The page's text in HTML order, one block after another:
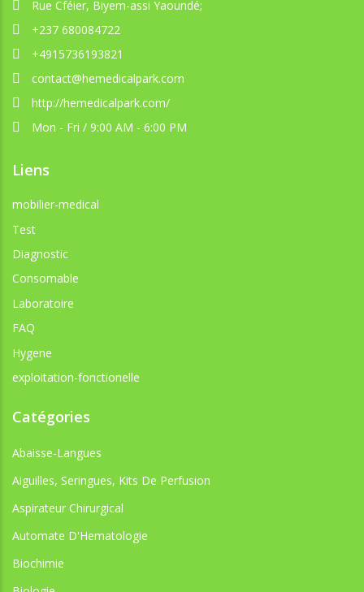
Rue Cféier, Biyem-assi Yaoundé;
+237 680084722
+4915736193821
contact@hemedicalpark.com
http://hemedicalpark.com/
Mon - Fri / 9:00 AM - 6:00 PM
Liens
mobilier-medical
Test
Diagnostic
Consomable
Laboratoire
FAQ
Hygene
exploitation-fonctionelle
Catégories
Abaisse-Langues
Aiguilles, Seringues, Kits De Perfusion
Aspirateur Chirurgical
Automate D'Hematologie
Biochimie